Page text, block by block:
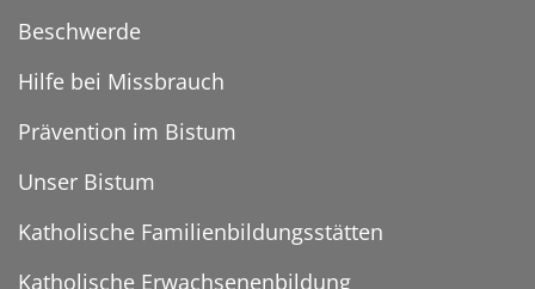
Beschwerde
Hilfe bei Missbrauch
Prävention im Bistum
Unser Bistum
Katholische Familienbildungsstätten
Katholische Erwachsenenbildung